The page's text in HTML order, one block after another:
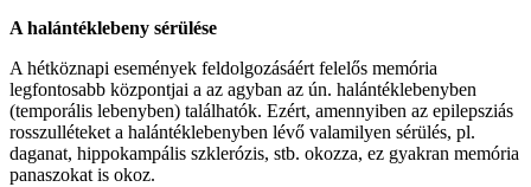
A halántéklebeny sérülése
A hétköznapi események feldolgozásáért felelős memória
legfontosabb központjai a az agyban az ún. halántéklebenyben
(temporális lebenyben) találhatók. Ezért, amennyiben az epilepsziás
rosszulléteket a halántéklebenyben lévő valamilyen sérülés, pl.
daganat, hippokampális szklerózis, stb. okozza, ez gyakran memória
panaszokat is okoz.